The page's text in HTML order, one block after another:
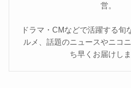
営。
ドラマ・CMなどで活躍する旬
ルメ、話題のニュースやニコ
ち早くお届けしま